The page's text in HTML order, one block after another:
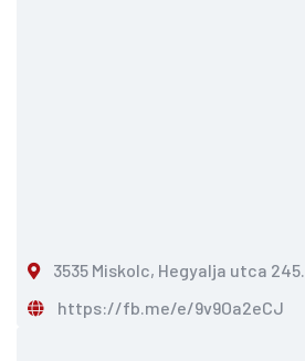
3535 Miskolc, Hegyalja utca 245.
https://fb.me/e/9v9Oa2eCJ